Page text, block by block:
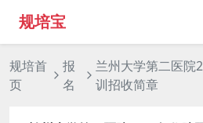
规培宝
规培首
页
报
名
兰州大学第二医院
训招收简章